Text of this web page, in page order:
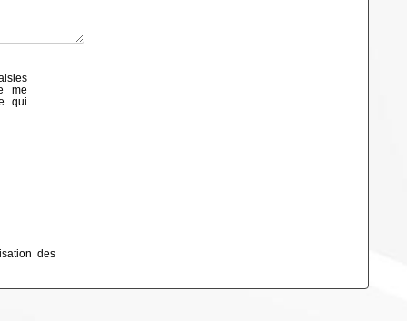
me
qui
des